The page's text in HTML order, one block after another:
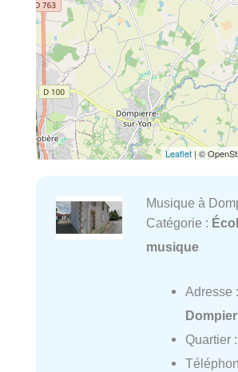
Leaflet | ©
Musique à
Catégorie :
musique
Adresse :
Quartier :